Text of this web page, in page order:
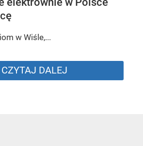
w Wiśle,...
CZYTAJ DALEJ